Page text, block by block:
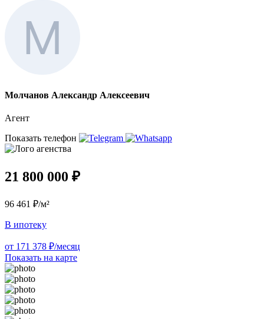
Молчанов Александр Алексеевич
Агент
Показать телефон
21 800 000 ₽
96 461 ₽/м²
В ипотеку
от 171 378 ₽/месяц
Показать на карте